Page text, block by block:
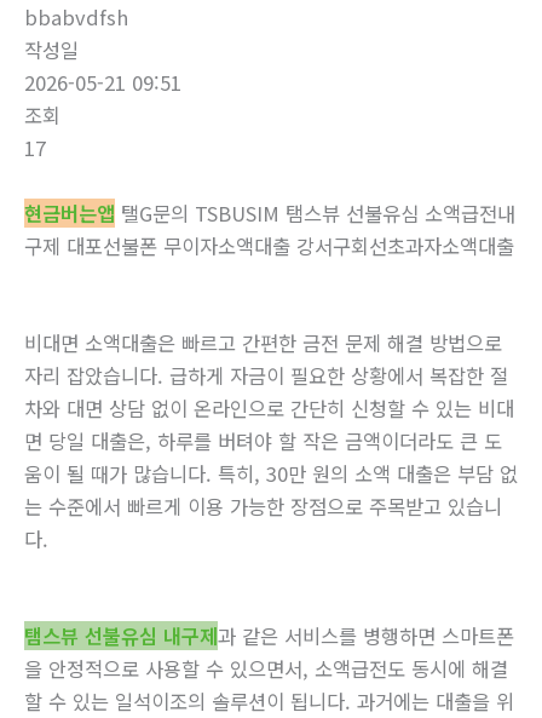
bbabvdfsh
작성일
2026-05-21 09:51
조회
17
현금버는앱 탤G문의 TSBUSIM 탬스뷰 선불유심 소액급전내
구제 대포선불폰 무이자소액대출 강서구회선초과자소액대출
비대면 소액대출은 빠르고 간편한 금전 문제 해결 방법으로
자리 잡았습니다. 급하게 자금이 필요한 상황에서 복잡한 절
차와 대면 상담 없이 온라인으로 간단히 신청할 수 있는 비대
면 당일 대출은, 하루를 버텨야 할 작은 금액이더라도 큰 도
움이 될 때가 많습니다. 특히, 30만 원의 소액 대출은 부담 없
는 수준에서 빠르게 이용 가능한 장점으로 주목받고 있습니
다.
탬스뷰 선불유심 내구제과 같은 서비스를 병행하면 스마트폰
을 안정적으로 사용할 수 있으면서, 소액급전도 동시에 해결
할 수 있는 일석이조의 솔루션이 됩니다. 과거에는 대출을 위